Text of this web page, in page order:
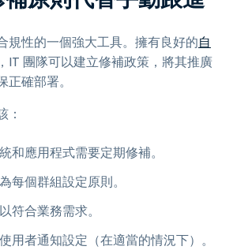
規性的一個強大工具。擁有良好的自
IT 團隊可以建立修補政策，將其推廣
確部署。
：
和應用程式需要定期修補。
每個群組設定原則。
符合業務需求。
用者通知設定（在適當的情況下）。